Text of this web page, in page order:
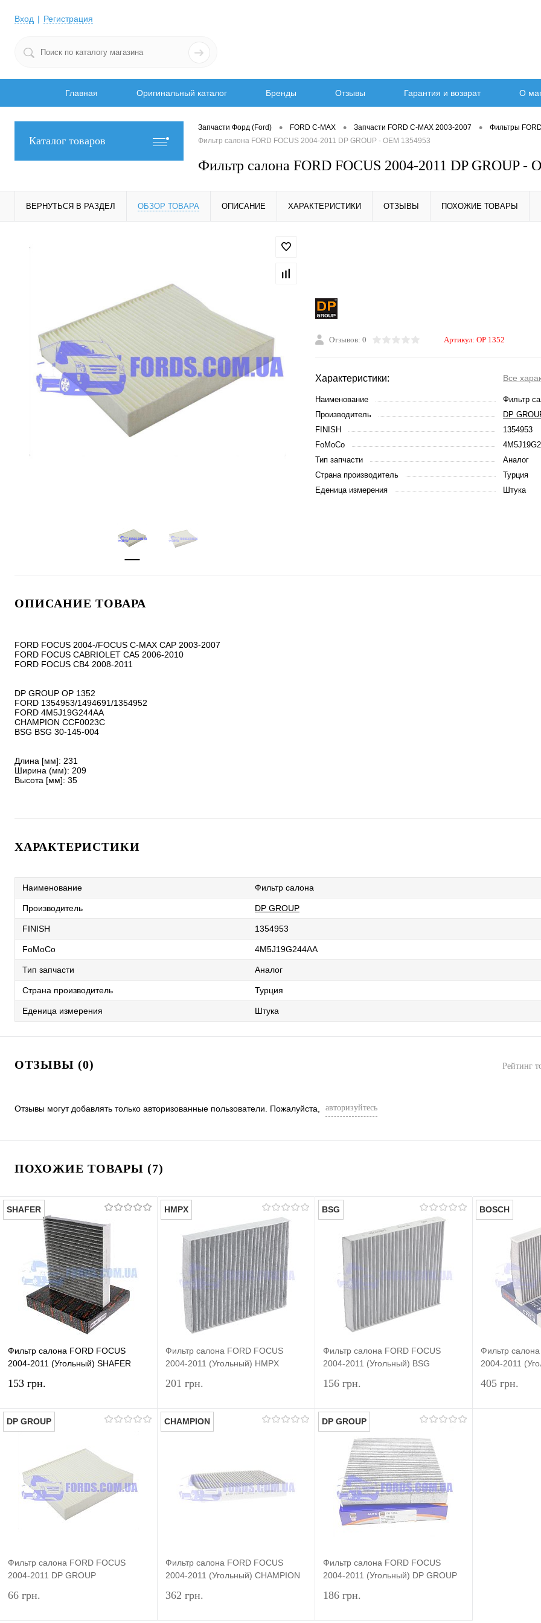
Вход Регистрация
Главная Оригинальный каталог Бренды Отзывы Гарантия и возврат О
Каталог товаров
Запчасти Форд (Ford) • FORD C-MAX • Запчасти FORD C-MAX 2003-2007 • Фильтры
Фильтр салона FORD FOCUS 2004-2011 DP GROUP - OEM 1354953
Фильтр салона FORD FOCUS 2004-2011 DP GROUP -
ВЕРНУТЬСЯ В РАЗДЕЛ ОБЗОР ТОВАРА ОПИСАНИЕ ХАРАКТЕРИСТИКИ ОТЗЫВЫ ПОХОЖИЕ ТОВАРЫ
Отзывов: 0 Артикул: OP 1352
Характеристики: Все
Наименование
Фильтр
Производитель
DP
FINISH
1354953
FoMoCo
Тип запчасти
Аналог
Страна производитель
Турция
Еденица измерения
Штука
ОПИСАНИЕ ТОВАРА
FORD FOCUS 2004-/FOCUS C-MAX CAP 2003-2007
FORD FOCUS CABRIOLET CA5 2006-2010
FORD FOCUS CB4 2008-2011
DP GROUP OP 1352
FORD 1354953/1494691/1354952
FORD 4M5J19G244AA
CHAMPION CCF0023C
BSG BSG 30-145-004
Длина [мм]: 231
Ширина (мм): 209
Высота [мм]: 35
ХАРАКТЕРИСТИКИ
Наименование Фильтр салона
Производитель DP GROUP
FINISH 1354953
FoMoCo 4M5J19G244AA
Тип запчасти Аналог
Страна производитель Турция
Еденица измерения Штука
ОТЗЫВЫ (0) Рейтинг
Отзывы могут добавлять только авторизованные пользователи. Пожалуйста, авторизуйтесь
ПОХОЖИЕ ТОВАРЫ (7)
SHAFER
Фильтр салона FORD FOCUS
2004-2011 (Угольный) SHAFER
153 грн.
Купить в 1 клик Сравнение
В избранное В наличии
HMPX
Фильтр салона FORD FOCUS
2004-2011 (Угольный) HMPX
201 грн.
В избранное Недоступно
BSG
Фильтр салона FORD FOCUS
2004-2011 (Угольный) BSG
156 грн.
Купить в 1 клик Сравнение
В избранное Недоступно
BOSCH
Фильтр
2004-2011
405 грн.
DP GROUP
Фильтр салона FORD FOCUS
2004-2011 DP GROUP
66 грн.
CHAMPION
Фильтр салона FORD FOCUS
2004-2011 (Угольный) CHAMPION
362 грн.
DP GROUP
Фильтр салона FORD FOCUS
2004-2011 (Угольный) DP GROUP
186 грн.